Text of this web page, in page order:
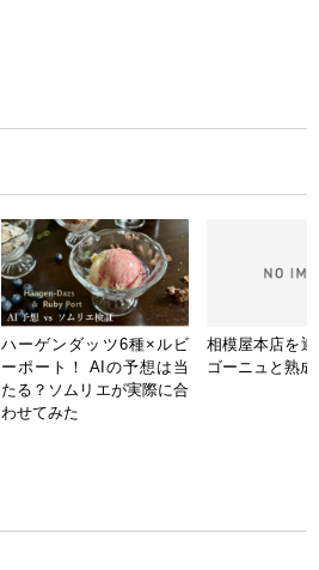
ハーゲンダッツ6種×ルビ
ーポート！ AIの予想は当
たる？ソムリエが実際に合
わせてみた
相模屋本店を
ゴーニュと熟